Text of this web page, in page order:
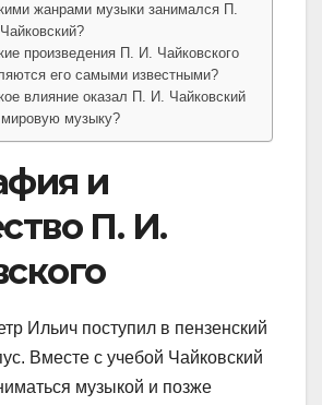
жанрами музыки занимался П.
произведения П. И. Чайковского
его самыми известными?
влияние оказал П. И. Чайковский
мировую музыку?
и
П. И.
Ильич поступил в пензенский
Вместе с учебой Чайковский
музыкой и позже